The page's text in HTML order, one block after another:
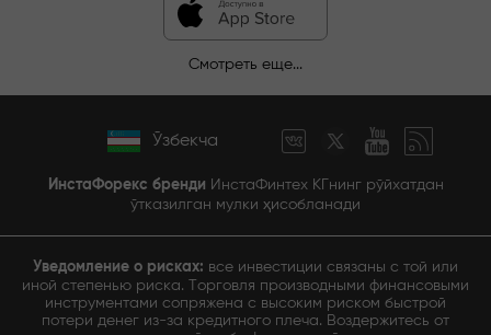
Смотреть еще...
Ўзбекча
ИнстаФорекс бренди ИнстаФинтех КГнинг рўйхатдан
ўтказилган мулки ҳисобланади
Уведомление о рисках: все инвестиции связаны с той или
иной степенью риска. Торговля производными финансовыми
инструментами сопряжена с высоким риском быстрой
потери денег из-за кредитного плеча. Воздержитесь от